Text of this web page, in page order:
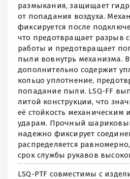
размыкания, защищает
от попадания воздуха.
фиксируется после
что предотвращает разрыв
работы и предотвращает
пыли вовнутрь механизма.
дополнительно содержит
кольцо уплотнение,
попадание пыли. LSQ-FF
литой конструкции, что
её стойкость механическим
ударам. Прочный
надежно фиксирует
распределяется
срок службы рукавов
LSQ-PTF совместимы с